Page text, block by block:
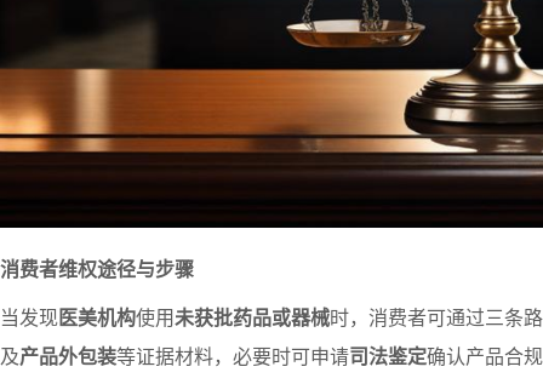
消费者维权途径与步骤
当发现医美机构使用未获批药品或器械时，消费者可通过三条
及产品外包装等证据材料，必要时可申请司法鉴定确认产品合